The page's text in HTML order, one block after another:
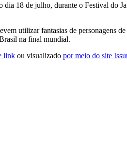
18 de julho, durante o Festival do
utilizar fantasias de personagens
na final mundial.
link ou visualizado por meio do site